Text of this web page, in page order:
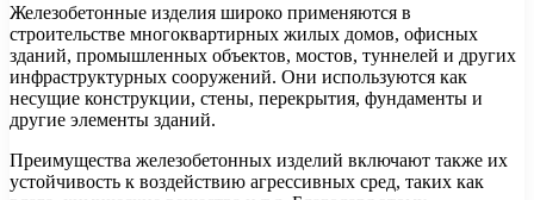
Железобетонные изделия широко применяются в
строительстве многоквартирных жилых домов, офисных
зданий, промышленных объектов, мостов, туннелей и других
инфраструктурных сооружений. Они используются как
несущие конструкции, стены, перекрытия, фундаменты и
другие элементы зданий.
Преимущества железобетонных изделий включают также их
устойчивость к воздействию агрессивных сред, таких как